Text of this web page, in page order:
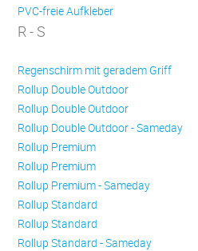
PVC-freie Aufkleber
R - S
Regenschirm mit geradem Griff
Rollup Double Outdoor
Rollup Double Outdoor
Rollup Double Outdoor - Sameday
Rollup Premium
Rollup Premium
Rollup Premium - Sameday
Rollup Standard
Rollup Standard
Rollup Standard - Sameday